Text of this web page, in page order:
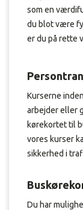
som en
du blot være
er du på rette
Kurserne
arbejder eller
kørekortet til
vores kurser
sikkerhed i
Du har